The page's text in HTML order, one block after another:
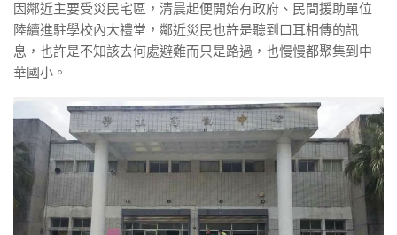
因鄰近主要受災民宅區，清晨起便開始有政府、民間援助單位
陸續進駐學校內大禮堂，鄰近災民也許是聽到口耳相傳的訊
息，也許是不知該去何處避難而只是路過，也慢慢都聚集到中
華國小。